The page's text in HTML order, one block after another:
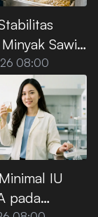
Sawit
Deep
08:00
IU
pada